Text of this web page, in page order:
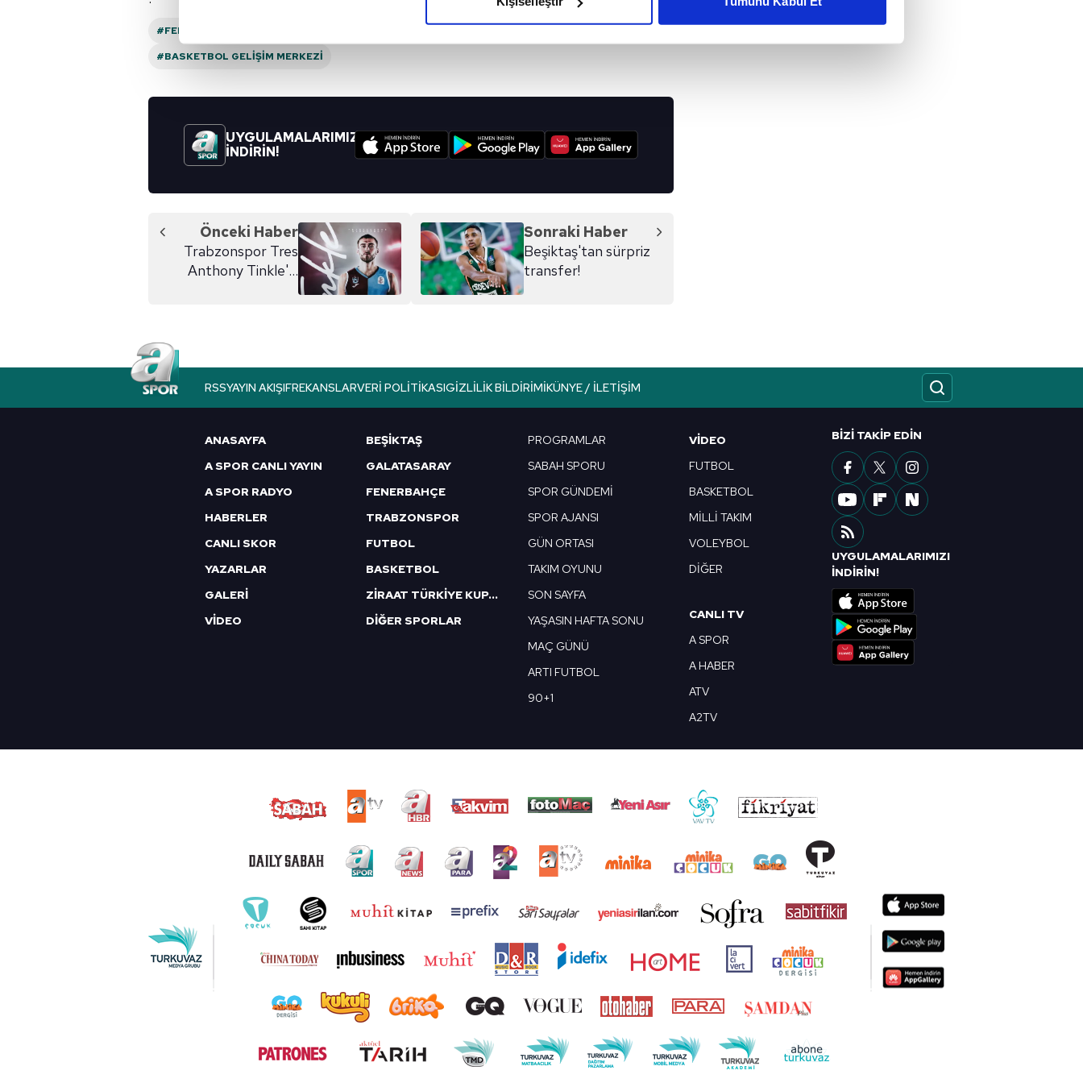
Her halükârda, kullanıcılar, bu çerezlere izin vermedikleri takdirde, kullanıcılara hedefli reklamlar gösterilmeyecektir."
Sizlere daha iyi bir hizmet sunabilmek için İnternet Sitemizde kendimize ve üçüncü kişilere ait çerezler kullanılmaktadır. Bu
amacıyla kullanılmaktadır. Diğer çerezler, sitemizin daha işlevsel kılınması ve kişiselleştirilmesi ve sizlere yönelik
reklam/pazarlama faaliyetlerinin yapılması, amaçlarıyla sınırlı olarak açık rızanız dahilinde kullanılacaktır.
Çerezlere ilişkin tercihlerinizi aşağıda yer alan panel vasıtasıyla belirleyebilirsiniz. Çerezlere ilişkin detaylı bilgi için Ayarlar
mevzuata uygun olarak kullanılan çerezlerle ilgili bilgi almak için lütfentıklayınız
#FENERBAHÇE BEKO
#BASKETBOL GELIŞIM MERKEZI
UYGULAMALARIMIZI
İNDİRİN!
Önceki Haber
Trabzonspor Tres
Anthony Tinkle'yi
Sonraki Haber
Beşiktaş'tan sürpriz
transfer!
RSSYAYIN AKIŞIFREKANSLARVERI POLITIKASIGIZLILIK BILDIRIMIKÜNYE / İLETIŞIM
ANASAYFA
A SPOR CANLI YAYIN
A SPOR RADYO
HABERLER
CANLI SKOR
YAZARLAR
GALERİ
VİDEO
BEŞİKTAŞ
GALATASARAY
FENERBAHÇE
TRABZONSPOR
FUTBOL
BASKETBOL
ZİRAAT TÜRKİYE KUPASI
DİĞER SPORLAR
PROGRAMLAR
SABAH SPORU
SPOR GÜNDEMİ
SPOR AJANSI
GÜN ORTASI
TAKIM OYUNU
SON SAYFA
YAŞASIN HAFTA SONU
MAÇ GÜNÜ
ARTI FUTBOL
90+1
VIDEO
FUTBOL
BASKETBOL
MİLLİ TAKIM
VOLEYBOL
DİĞER
CANLI TV
A SPOR
A HABER
ATV
A2TV
BIZI TAKIP EDIN
UYGULAMALARIMIZI
İNDİRİN!